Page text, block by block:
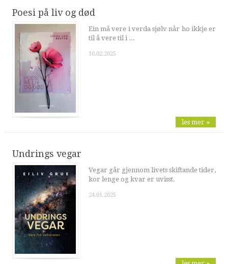
Poesi på liv og død
Ein må vere i verda sjølv når ho ikkje er
til å vere til i ...
10.02.2025
les mer »
Undrings vegar
Vegar går gjennom livets skiftande tider,
kor lenge og kvar er uvisst.
24.01.2025